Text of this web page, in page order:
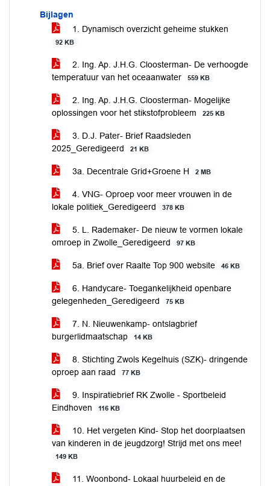
Bijlagen
1. Dynamisch overzicht geheime stukken
92 KB
2. Ing. Ap. J.H.G. Cloosterman- De verhoogde
temperatuur van het oceaanwater
559 KB
2. Ing. Ap. J.H.G. Cloosterman- Mogelijke
oplossingen voor het stikstofprobleem
225 KB
3. D.J. Pater- Brief Raadsleden
2025_Geredigeerd
21 KB
3a. Decentrale Grid+Groene H 2 MB
4. VNG- Oproep voor meer vrouwen in de
lokale politiek_Geredigeerd
378 KB
5. L. Rademaker- De nieuw te vormen lokale
omroep in Zwolle_Geredigeerd
97 KB
5a. Brief over Raalte Top 900 website 46 KB
6. Handycare- Toegankelijkheid openbare
gelegenheden_Geredigeerd
75 KB
7. N. Nieuwenkamp- ontslagbrief
burgerlidmaatschap
14 KB
8. Stichting Zwols Kegelhuis (SZK)- dringende
oproep aan raad
77 KB
9. Inspiratiebrief RK Zwolle - Sportbeleid
Eindhoven
116 KB
10. Het vergeten Kind- Stop het doorplaatsen
van kinderen in de jeugdzorg! Strijd met ons mee!
149 KB
11. Woonbond- Lokaal huurbeleid en de